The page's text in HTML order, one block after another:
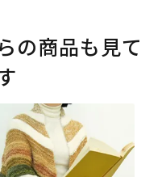
の商品も見て